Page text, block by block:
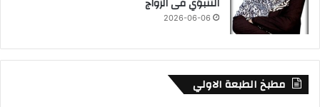
2026-06-06
مطبخ الطبعة الاولي